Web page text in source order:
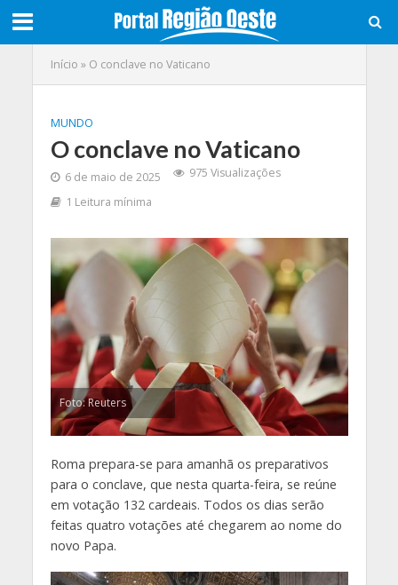
Início » O conclave no Vaticano
MUNDO
O conclave no Vaticano
6 de maio de 2025
975 Visualizações
1 Leitura mínima
Foto: Reuters
Roma prepara-se para amanhã os preparativos
para o conclave, que nesta quarta-feira, se reúne
em votação 132 cardeais. Todos os dias serão
feitas quatro votações até chegarem ao nome do
novo Papa.